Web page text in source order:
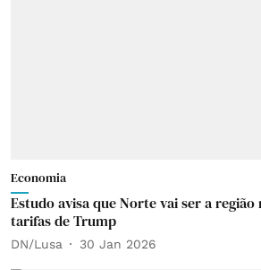
Economia
Estudo avisa que Norte vai ser a
tarifas de Trump
DN/Lusa 30 Jan 2026